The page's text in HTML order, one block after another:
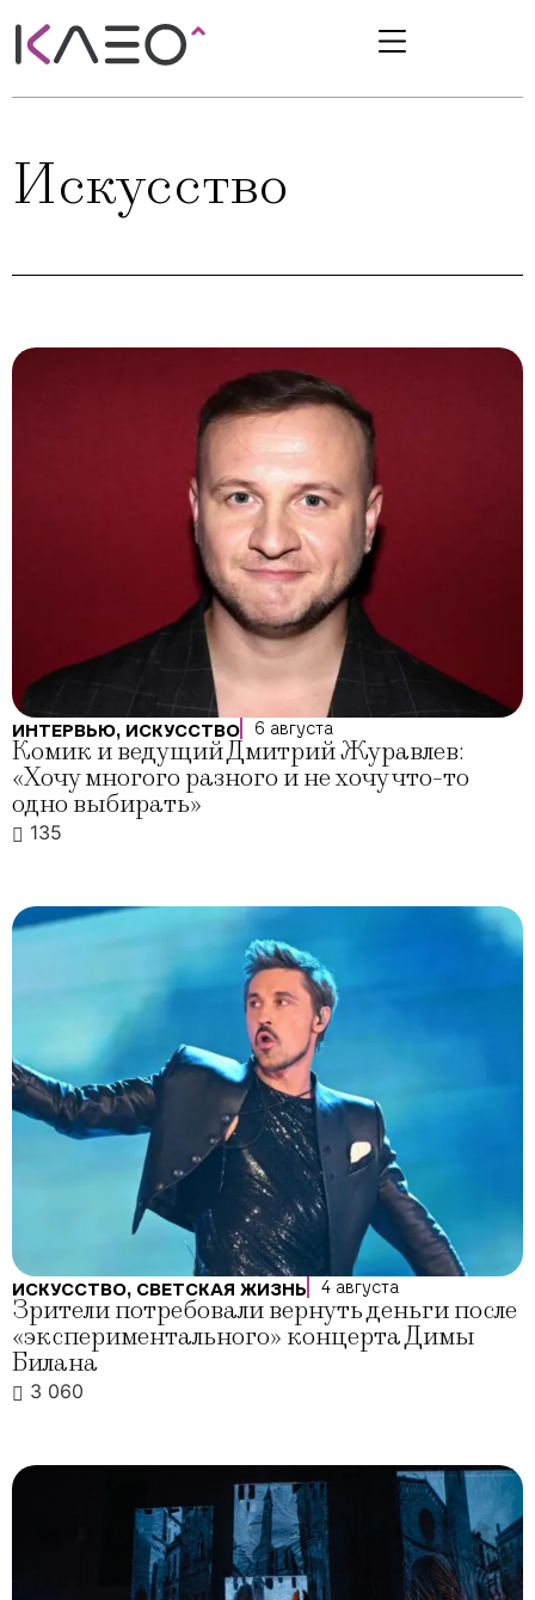
Искусство
ИНТЕРВЬЮ, ИСКУССТВО 6 августа
Комик и ведущий Дмитрий Журавлев:
«Хочу многого разного и не хочу что-то
одно выбирать»
135
ИСКУССТВО, СВЕТСКАЯ ЖИЗНЬ 4 августа
Зрители потребовали вернуть деньги после
«экспериментального» концерта Димы
Билана
3 060